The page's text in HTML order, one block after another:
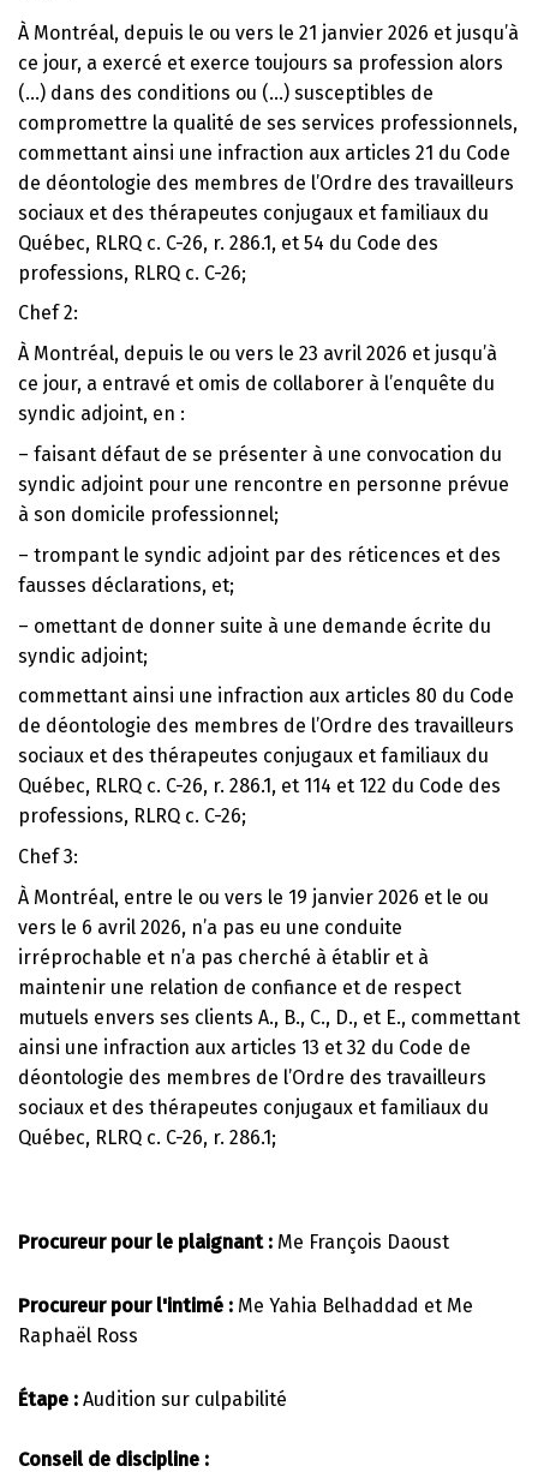
À Montréal, depuis le ou vers le 21 janvier 2026 et jusqu’à
ce jour, a exercé et exerce toujours sa profession alors
(…) dans des conditions ou (…) susceptibles de
compromettre la qualité de ses services professionnels,
commettant ainsi une infraction aux articles 21 du Code
de déontologie des membres de l’Ordre des travailleurs
sociaux et des thérapeutes conjugaux et familiaux du
Québec, RLRQ c. C-26, r. 286.1, et 54 du Code des
professions, RLRQ c. C-26;
Chef 2:
À Montréal, depuis le ou vers le 23 avril 2026 et jusqu’à
ce jour, a entravé et omis de collaborer à l’enquête du
syndic adjoint, en :
– faisant défaut de se présenter à une convocation du
syndic adjoint pour une rencontre en personne prévue
à son domicile professionnel;
– trompant le syndic adjoint par des réticences et des
fausses déclarations, et;
– omettant de donner suite à une demande écrite du
syndic adjoint;
commettant ainsi une infraction aux articles 80 du Code
de déontologie des membres de l’Ordre des travailleurs
sociaux et des thérapeutes conjugaux et familiaux du
Québec, RLRQ c. C-26, r. 286.1, et 114 et 122 du Code des
professions, RLRQ c. C-26;
Chef 3:
À Montréal, entre le ou vers le 19 janvier 2026 et le ou
vers le 6 avril 2026, n’a pas eu une conduite
irréprochable et n’a pas cherché à établir et à
maintenir une relation de confiance et de respect
mutuels envers ses clients A., B., C., D., et E., commettant
ainsi une infraction aux articles 13 et 32 du Code de
déontologie des membres de l’Ordre des travailleurs
sociaux et des thérapeutes conjugaux et familiaux du
Québec, RLRQ c. C-26, r. 286.1;
Procureur pour le plaignant : Me François Daoust
Procureur pour l'intimé : Me Yahia Belhaddad et Me
Raphaël Ross
Étape : Audition sur culpabilité
Conseil de discipline :